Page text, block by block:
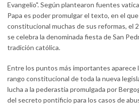
Evangelio". Según plantearon fuentes
Papa es poder promulgar el texto, en el
constitucional muchas de sus reformas, el
se celebra la denominada fiesta de San
tradición católica.
Entre los puntos más importantes aparece
rango constitucional de toda la nueva
lucha a la pederastia promulgada por
del secreto pontificio para los casos de